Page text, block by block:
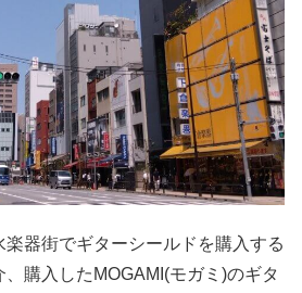
楽器街でギターシールドを購入する
購入したMOGAMI(モガミ)のギタ